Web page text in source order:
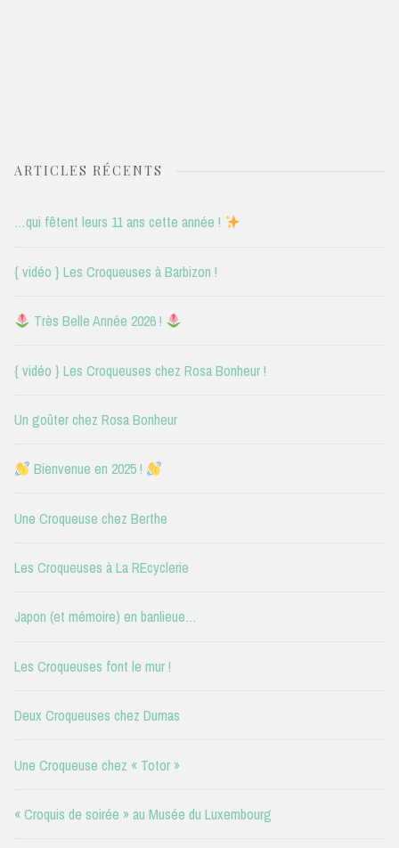
ARTICLES RÉCENTS
…qui fêtent leurs 11 ans cette année !
{ vidéo } Les Croqueuses à Barbizon !
Très Belle Année 2026 !
{ vidéo } Les Croqueuses chez Rosa Bonheur !
Un goûter chez Rosa Bonheur
Bienvenue en 2025 !
Une Croqueuse chez Berthe
Les Croqueuses à La REcyclerie
Japon (et mémoire) en banlieue…
Les Croqueuses font le mur !
Deux Croqueuses chez Dumas
Une Croqueuse chez « Totor »
« Croquis de soirée » au Musée du Luxembourg